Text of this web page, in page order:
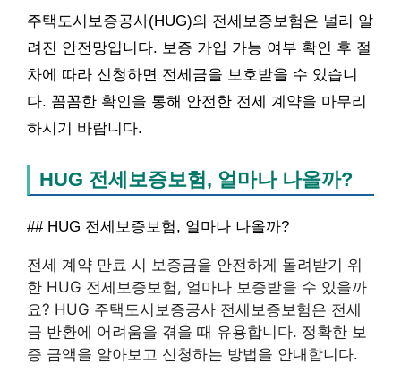
주택도시보증공사(HUG)의 전세보증보험은 널리 알
려진 안전망입니다. 보증 가입 가능 여부 확인 후 절
차에 따라 신청하면 전세금을 보호받을 수 있습니
다. 꼼꼼한 확인을 통해 안전한 전세 계약을 마무리
하시기 바랍니다.
HUG 전세보증보험, 얼마나 나올까?
## HUG 전세보증보험, 얼마나 나올까?
전세 계약 만료 시 보증금을 안전하게 돌려받기 위
한 HUG 전세보증보험, 얼마나 보증받을 수 있을까
요? HUG 주택도시보증공사 전세보증보험은 전세
금 반환에 어려움을 겪을 때 유용합니다. 정확한 보
증 금액을 알아보고 신청하는 방법을 안내합니다.